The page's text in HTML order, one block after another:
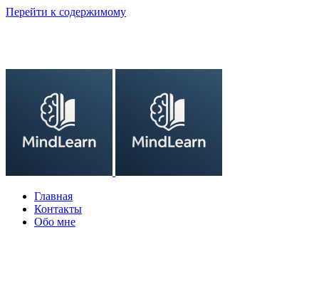
Перейти к содержимому
Главная
Контакты
Обо мне